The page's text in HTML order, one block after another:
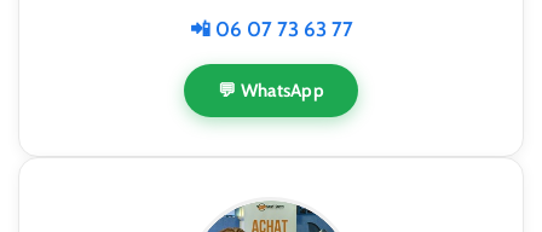
📲 06 07 73 63 77
💬 WhatsApp